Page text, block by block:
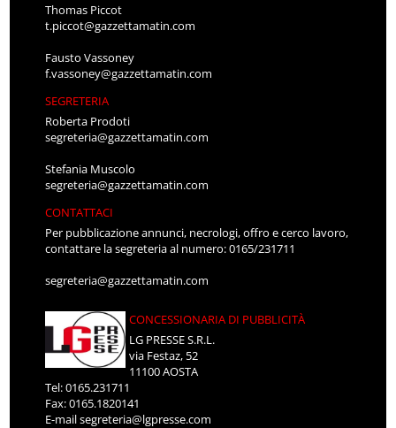
Thomas Piccot
t.piccot@gazzettamatin.com
Fausto Vassoney
f.vassoney@gazzettamatin.com
SEGRETERIA
Roberta Prodoti
segreteria@gazzettamatin.com
Stefania Muscolo
segreteria@gazzettamatin.com
CONTATTACI
Per pubblicazione annunci, necrologi, offro e cerco lavoro,
contattare la segreteria al numero: 0165/231711
segreteria@gazzettamatin.com
CONCESSIONARIA DI PUBBLICITÀ
LG PRESSE S.R.L.
via Festaz, 52
11100 AOSTA
Tel: 0165.231711
Fax: 0165.1820141
E-mailsegreteria@lgpresse.com